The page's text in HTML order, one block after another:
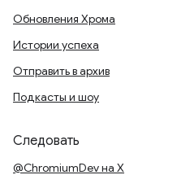
Обновления Хрома
Истории успеха
Отправить в архив
Подкасты и шоу
Следовать
@ChromiumDev на X